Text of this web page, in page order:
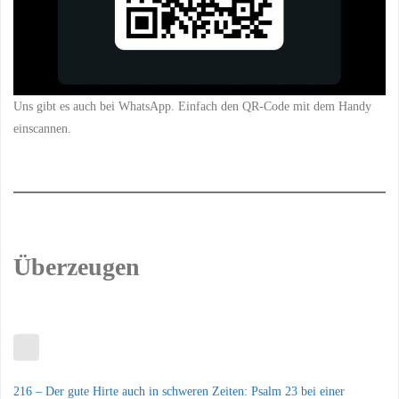
Uns gibt es auch bei WhatsApp. Einfach den QR-Code mit dem Handy
einscannen.
Überzeugen
216 – Der gute Hirte auch in schweren Zeiten: Psalm 23 bei einer